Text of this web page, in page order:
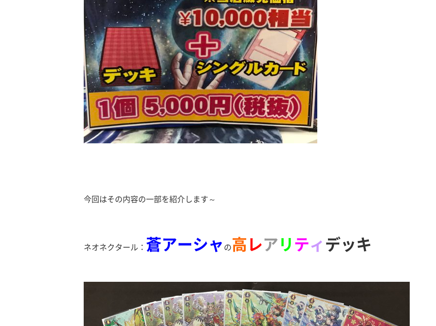
今回はその内容の一部を紹介します～
ネオネクタール： 蒼アーシャ の高レアリティデッキ